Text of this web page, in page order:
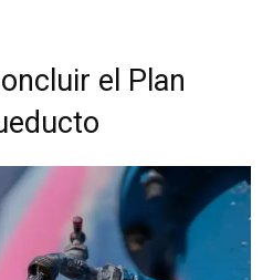
el Plan